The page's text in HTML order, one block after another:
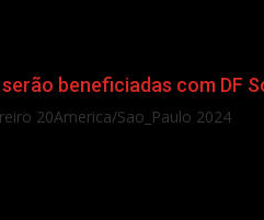
beneficiadas com DF
20America/Sao_Paulo 2024